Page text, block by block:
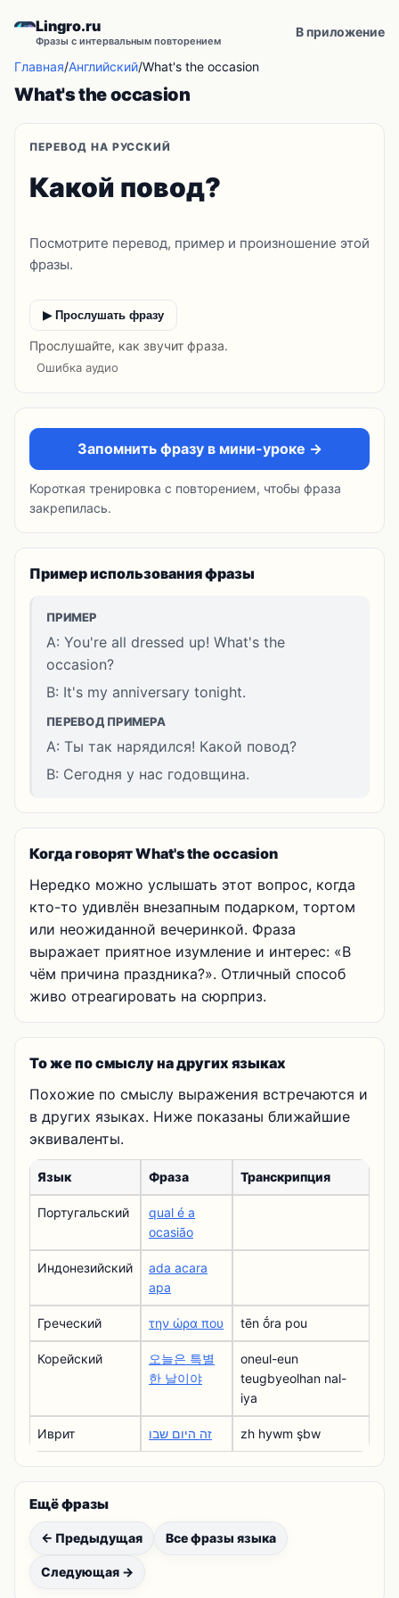
Lingro.ru
Фразы с интервальным повторением
В приложение
Главная/Английский/What's the occasion
What's the occasion
ПЕРЕВОД НА РУССКИЙ
Какой повод?
Посмотрите перевод, пример и произношение этой
фразы.
▶ Прослушать фразу
Прослушайте, как звучит фраза.
Ошибка аудио
Запомнить фразу в мини-уроке →
Короткая тренировка с повторением, чтобы фраза
закрепилась.
Пример использования фразы
ПРИМЕР
A: You're all dressed up! What's the
occasion?
B: It's my anniversary tonight.
ПЕРЕВОД ПРИМЕРА
A: Ты так нарядился! Какой повод?
B: Сегодня у нас годовщина.
Когда говорят What's the occasion
Нередко можно услышать этот вопрос, когда
кто-то удивлён внезапным подарком, тортом
или неожиданной вечеринкой. Фраза
выражает приятное изумление и интерес: «В
чём причина праздника?». Отличный способ
живо отреагировать на сюрприз.
То же по смыслу на других языках
Похожие по смыслу выражения встречаются и
в других языках. Ниже показаны ближайшие
эквиваленты.
Язык Фраза Транскрипция
Португальский
qual é a
ocasião
Индонезийский
ada acara
apa
Греческий την ώρα που tēn ṓra pou
Корейский
오늘은 특별
한 날이야
oneul-eun
teugbyeolhan nal-
iya
Иврит זה היום שבו zh hywm şbw
Ещё фразы
← Предыдущая Все фразы языка
Следующая →